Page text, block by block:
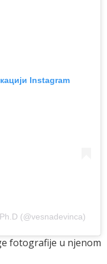
Instagram
(@vesnadevinca)
fotografije u njenom